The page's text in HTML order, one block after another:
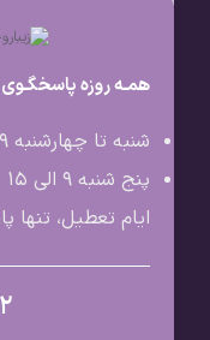
همـه روزه پاسخگـوی
شنبه تا چهارشنبه 9 الی ۱۹
پنج شنبه 9 الی ۱۵
ایام تعطیل، تنها